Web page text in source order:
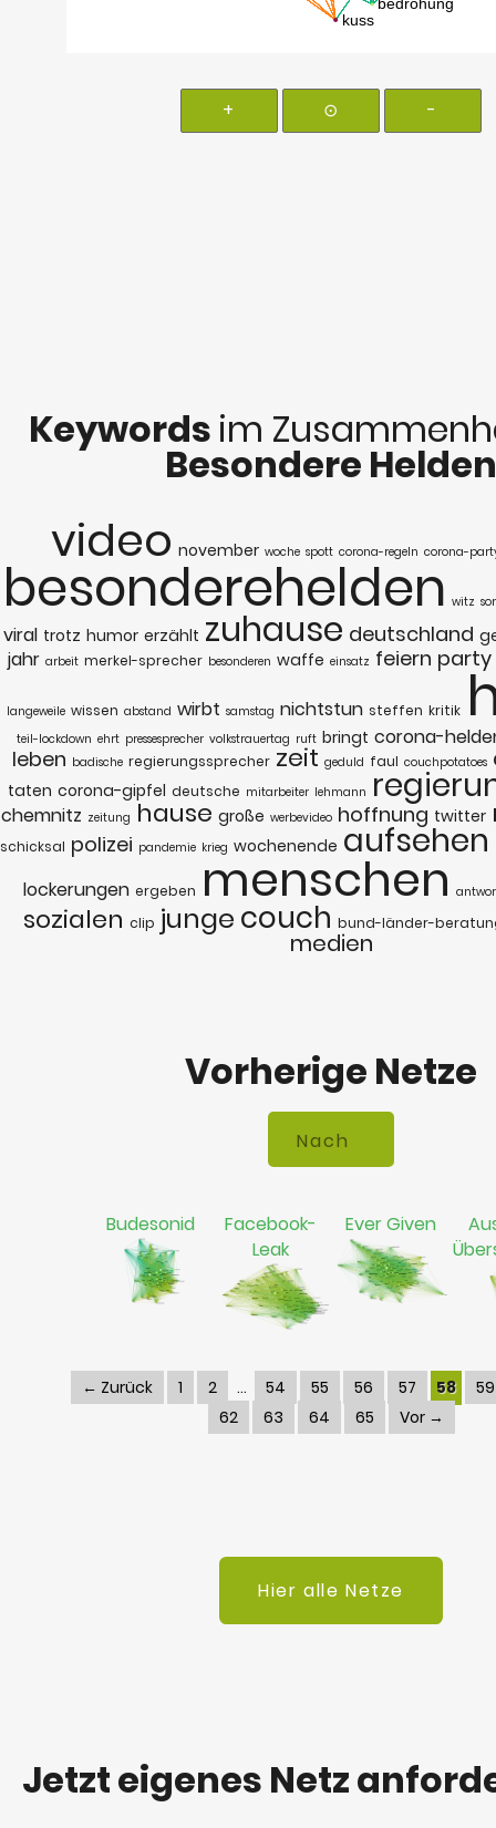
+ ⊙ -
Keywords im
Besondere Helden
video november woche spott corona-regeln corona-
besonderehelden witz
viral trotz humor erzählt zuhause deutschland
jahr arbeit merkel-sprecher besonderen waffe einsatz feiern party
langeweile wissen abstand wirbt samstag nichtstun steffen kritik
teil-lockdown ehrt pressesprecher volkstrauertag ruft bringt corona-
leben badische regierungssprecher zeit geduld faul couchpotatoes
taten corona-gipfel deutsche mitarbeiter lehmann
chemnitz zeitung hause große werbevideo hoffnung twitter
schicksal polizei pandemie krieg wochenende aufsehen
lockerungen ergeben menschen
sozialen clip junge couch bund-länder-
medien
Vorherige Netze
Budesonid
Facebook-
Leak
Ever Given
← Zurück 1 2 54 55 56 57 58
59
62
63 64 65 Vor →
Hier alle Netze
Jetzt eigenes Netz